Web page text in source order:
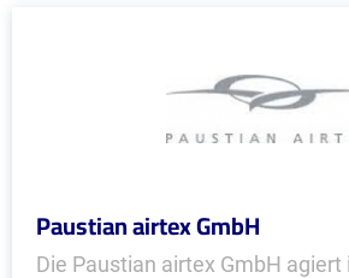
Paustian airtex GmbH
Die Paustian airtex GmbH